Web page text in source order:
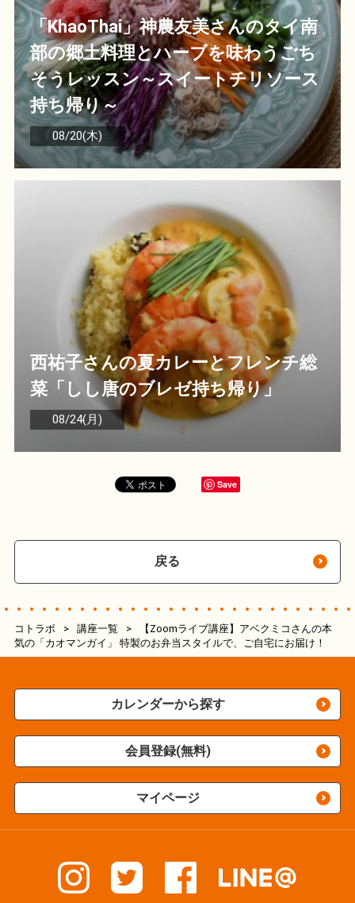
「KhaoThai」神農友美さんのタイ南
部の郷土料理とハーブを味わうごち
そうレッスン～スイートチリソース
持ち帰り～
08/20(木)
西祐子さんの夏カレーとフレンチ総
菜「しし唐のブレゼ持ち帰り」
08/24(月)
Save
戻る
コトラボ > 講座一覧 >
【Zoomライブ講座】アベクミコさんの本
気の「カオマンガイ」 特製のお弁当スタイルで、ご自宅にお届け！
カレンダーから探す
会員登録(無料)
マイページ